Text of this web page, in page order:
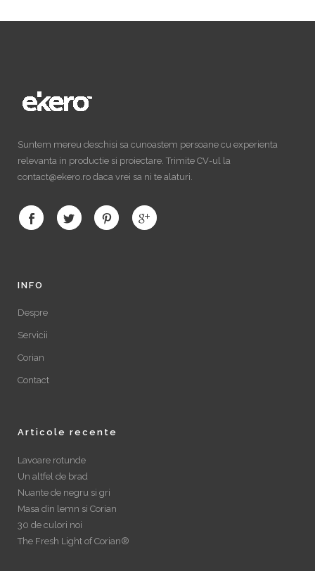
Suntem mereu deschisi sa cunoastem persoane cu experienta
relevanta in productie si proiectare. Trimite CV-ul la
contact@ekero.ro daca vrei sa ni te alaturi.
INFO
Despre
Servicii
Corian
Contact
Articole recente
Lavoare rotunde
Un altfel de brad
Nuante de negru si gri
Masa din lemn si Corian
30 de culori noi
The Fresh Light of Corian®